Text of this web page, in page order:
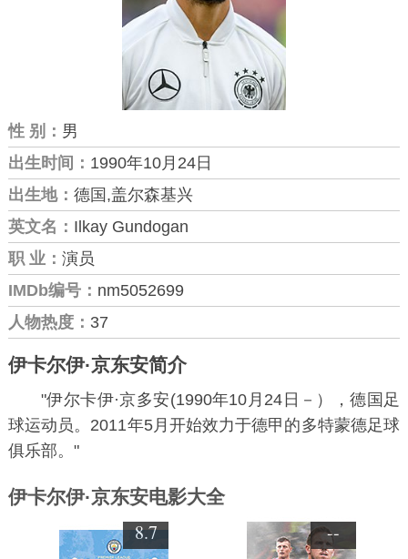
性 别： 男
出生时间： 1990年10月24日
出生地： 德国,盖尔森基兴
英文名： Ilkay Gundogan
职 业： 演员
IMDb编号： nm5052699
人物热度： 37
伊卡尔伊·京东安简介
"伊尔卡伊·京多安(1990年10月24日－），德国足
球运动员。2011年5月开始效力于德甲的多特蒙德足球
俱乐部。"
伊卡尔伊·京东安电影大全
8.7 --